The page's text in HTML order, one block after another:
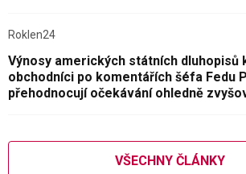
Roklen24
Výnosy amerických státních dluhopisů
obchodníci po komentářích šéfa Fedu
přehodnocují očekávání ohledně
VŠECHNY ČLÁNKY